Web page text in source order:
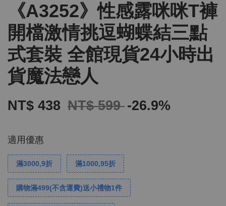
《A3252》性感露咪咪T褲
開檔激情挑逗蝴蝶結三點
式套裝 全館現貨24小時出
貨魔法戀人
NT$ 438 NT$ 599 -26.9%
適用優惠
滿3000,9折 滿1000,95折
購物滿499(不含運費)送小禮物1件